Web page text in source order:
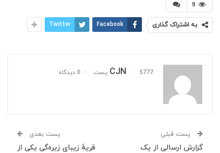
9
به اشتراک گذاری Facebook
Twitter
CJN 5777 پست 0 دیدگاه
پست قبلی
گزارش ارسالی از یک
پست بعدی
قریهٔ زیبای زیره‌گی یکی از